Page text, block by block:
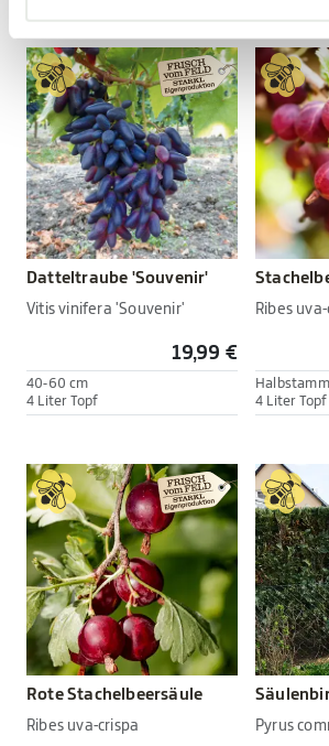
Datteltraube 'Souvenir'
Vitis vinifera 'Souvenir'
19,99 €
40-60 cm
4 Liter Topf
Ribes
Halbstamm
4 Liter Topf
Rote Stachelbeersäule
Ribes uva-crispa Pyrus